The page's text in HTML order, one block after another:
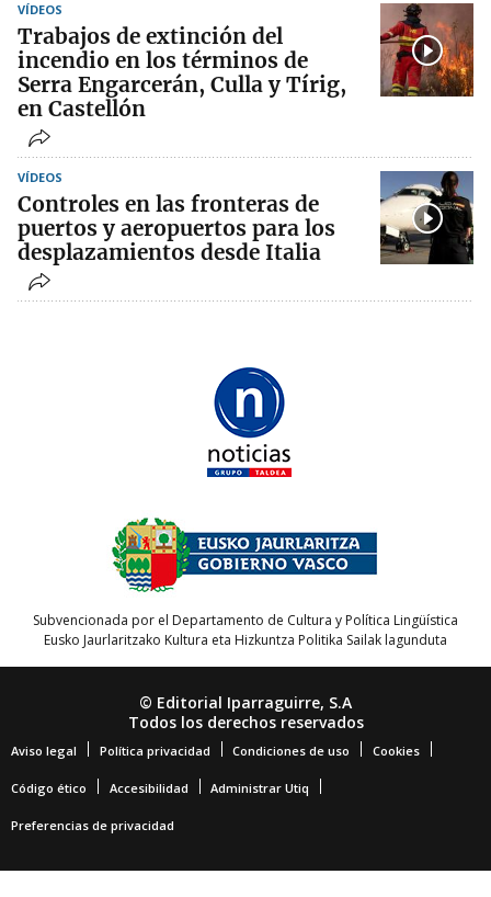
VÍDEOS
Trabajos de extinción del
incendio en los términos de
Serra Engarcerán, Culla y Tírig,
en Castellón
VÍDEOS
Controles en las fronteras de
puertos y aeropuertos para los
desplazamientos desde Italia
Subvencionada por el Departamento de Cultura y Política Lingüística
Eusko Jaurlaritzako Kultura eta Hizkuntza Politika Sailak lagunduta
© Editorial Iparraguirre, S.A
Todos los derechos reservados
Aviso legal Política privacidad Condiciones de uso Cookies
Código ético Accesibilidad Administrar Utiq
Preferencias de privacidad